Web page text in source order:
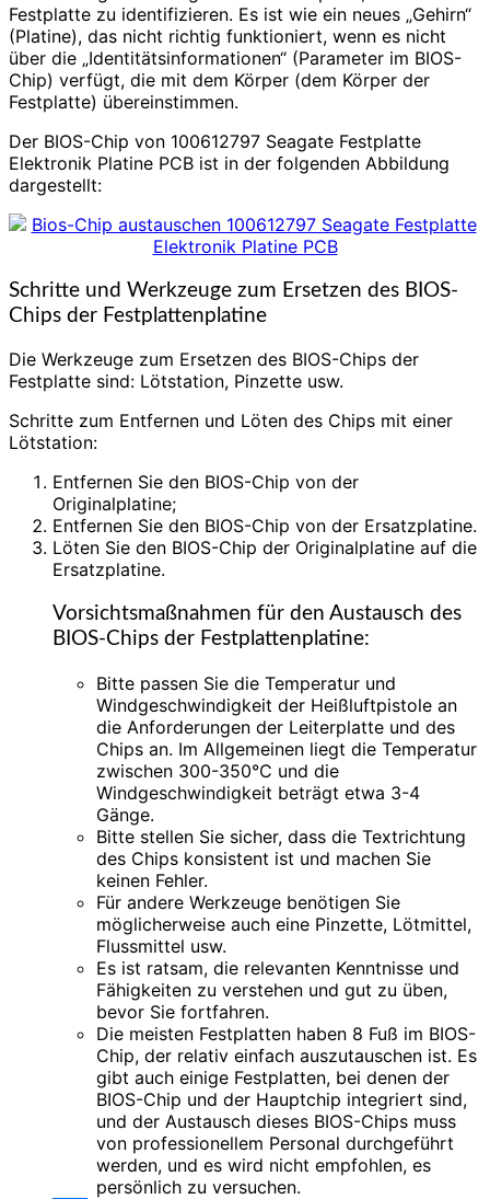
Festplatte zu identifizieren. Es ist wie ein neues „Gehirn“
(Platine), das nicht richtig funktioniert, wenn es nicht
über die „Identitätsinformationen“ (Parameter im BIOS-
Chip) verfügt, die mit dem Körper (dem Körper der
Festplatte) übereinstimmen.
Der BIOS-Chip von 100612797 Seagate Festplatte
Elektronik Platine PCB ist in der folgenden Abbildung
dargestellt:
Schritte und Werkzeuge zum Ersetzen des BIOS-
Chips der Festplattenplatine
Die Werkzeuge zum Ersetzen des BIOS-Chips der
Festplatte sind: Lötstation, Pinzette usw.
Schritte zum Entfernen und Löten des Chips mit einer
Lötstation:
Entfernen Sie den BIOS-Chip von der
Originalplatine;
Entfernen Sie den BIOS-Chip von der Ersatzplatine.
Löten Sie den BIOS-Chip der Originalplatine auf die
Ersatzplatine.
Vorsichtsmaßnahmen für den Austausch des
BIOS-Chips der Festplattenplatine:
Bitte passen Sie die Temperatur und
Windgeschwindigkeit der Heißluftpistole an
die Anforderungen der Leiterplatte und des
Chips an. Im Allgemeinen liegt die Temperatur
zwischen 300-350°C und die
Windgeschwindigkeit beträgt etwa 3-4
Gänge.
Bitte stellen Sie sicher, dass die Textrichtung
des Chips konsistent ist und machen Sie
keinen Fehler.
Für andere Werkzeuge benötigen Sie
möglicherweise auch eine Pinzette, Lötmittel,
Flussmittel usw.
Es ist ratsam, die relevanten Kenntnisse und
Fähigkeiten zu verstehen und gut zu üben,
bevor Sie fortfahren.
Die meisten Festplatten haben 8 Fuß im BIOS-
Chip, der relativ einfach auszutauschen ist. Es
gibt auch einige Festplatten, bei denen der
BIOS-Chip und der Hauptchip integriert sind,
und der Austausch dieses BIOS-Chips muss
von professionellem Personal durchgeführt
werden, und es wird nicht empfohlen, es
persönlich zu versuchen.